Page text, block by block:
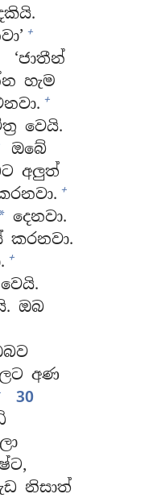
+
‘ජාතීන්
හැම
+
වෙයි.
ඔබේ
අලුත්
+
දෙනවා.
+
ඔබ
අණ
30
නිසාත්